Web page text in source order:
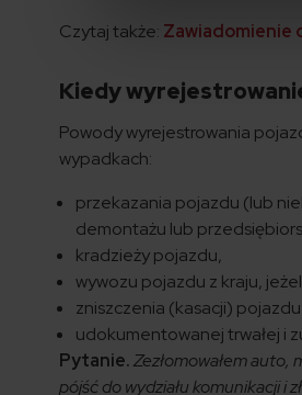
Czytaj także: Zawiadomienie
Kiedy
Powody wyrejestrowania
wypadkach:
przekazania pojazdu (lub
demontażu lub
kradzieży pojazdu,
wywozu pojazdu z kraju,
zniszczenia (kasacji)
udokumentowanej trwałej i
Pytanie.Zezłomowałem
pójść do wydziału komunikacji i